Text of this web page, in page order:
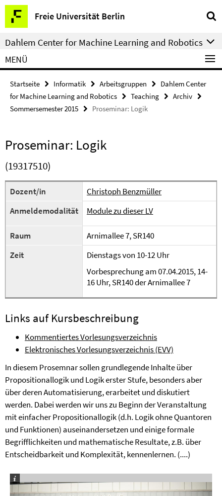
Springe
direkt
zu
Inhalt
Freie Universität Berlin
Service-
Navigation
Dahlem Center for Machine Learning and Robotics
MENÜ
Startseite Informatik Arbeitsgruppen
Dahlem Center
for Machine Learning and Robotics
Teaching
Archiv
Sommersemester 2015
Proseminar: Logik
Proseminar: Logik
(19317510)
Dozent/in
Christoph Benzmüller
Anmeldemodalität
Module zu dieser LV
Raum
Arnimallee 7, SR140
Zeit
Dienstags von 10-12 Uhr
Vorbesprechung am 07.04.2015, 14-
16 Uhr, SR140 der Arnimallee 7
Links auf Kursbeschreibung
Kommentiertes Vorlesungsverzeichnis
Elektronisches Vorlesungsverzeichnis (EVV)
In diesem Prosemnar sollen grundlegende Inhalte über
Propositionallogik und Logik erster Stufe, besonders aber
über deren Automatisierung, erarbeitet und diskutiert
werden. Dabei werden wir uns zu Beginn der Veranstaltung
mit einfacher Propositionallogik (d.h. Logik ohne Quantoren
und Funktionen) auseinandersetzen und einige formale
Begrifflichkeiten und mathematische Resultate, z.B. über
Entscheidbarkeit und Komplexität, kennenlernen. (....)